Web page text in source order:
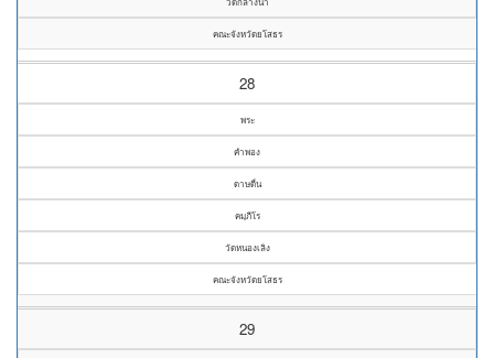
คณะจังหวัดยโสธร
28
พระ
คำพอง
ดาษดื่น
คมฺภีโร
วัดหนองเลิง
คณะจังหวัดยโสธร
29